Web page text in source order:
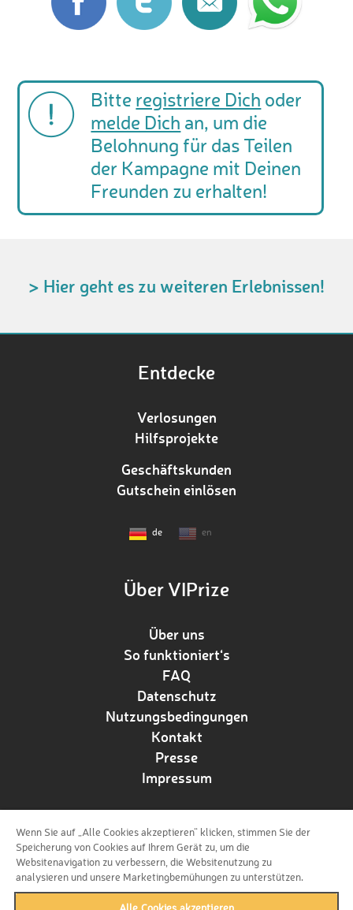
Bitte registriere Dich oder
melde Dich an, um die
Belohnung für das Teilen
der Kampagne mit Deinen
Freunden zu erhalten!
> Hier geht es zu weiteren Erlebnissen!
Entdecke
Verlosungen
Hilfsprojekte
Geschäftskunden
Gutschein einlösen
de en
Über VIPrize
Über uns
So funktioniert‘s
FAQ
Datenschutz
Nutzungsbedingungen
Kontakt
Presse
Impressum
Folge uns!
Wenn Sie auf „Alle Cookies akzeptieren“ klicken, stimmen Sie der
Speicherung von Cookies auf Ihrem Gerät zu, um die
Websitenavigation zu verbessern, die Websitenutzung zu
analysieren und unsere Marketingbemühungen zu unterstützen.